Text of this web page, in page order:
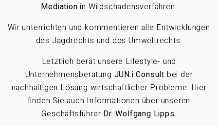
Mediation in Wildschadensverfahren.
Wir unterrichten und kommentieren alle Entwicklungen
des Jagdrechts und des Umweltrechts.
Letztlich berät unsere Lifestyle- und
Unternehmensberatung JUN.i Consult bei der
nachhaltigen Lösung wirtschaftlicher Probleme. Hier
finden Sie auch Informationen über unseren
Geschäftsführer Dr. Wolfgang Lipps.